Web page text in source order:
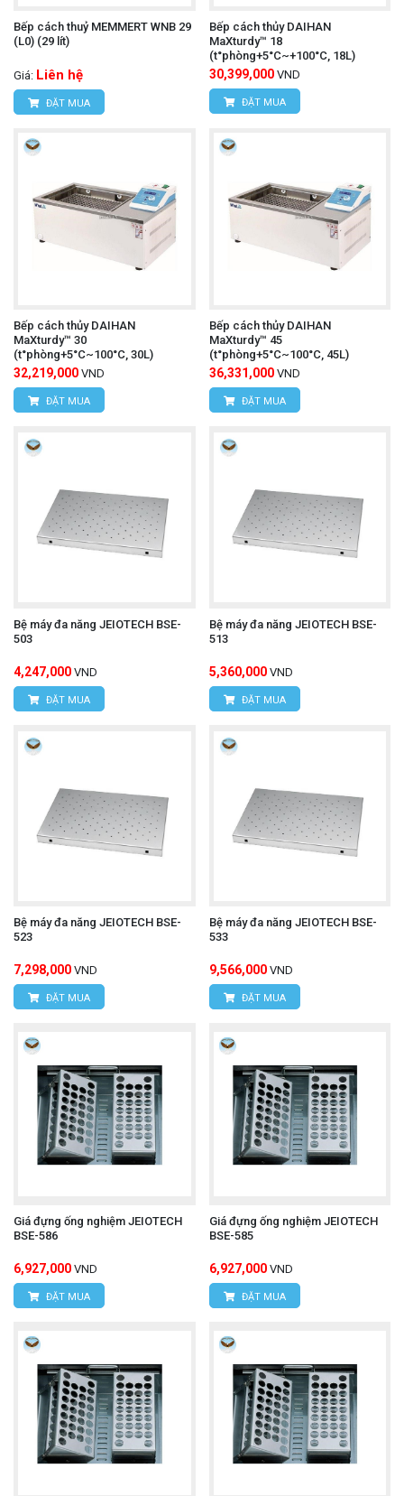
Bếp cách thuỷ MEMMERT WNB 29
(L0) (29 lít)
Giá: Liên hệ
ĐẶT MUA
Bếp cách thủy DAIHAN
MaXturdy™ 18
(t°phòng+5°C~+100°C, 18L)
30,399,000 VND
ĐẶT MUA
Bếp cách thủy DAIHAN
MaXturdy™ 30
(t°phòng+5°C~100°C, 30L)
32,219,000 VND
ĐẶT MUA
Bếp cách thủy DAIHAN
MaXturdy™ 45
(t°phòng+5°C~100°C, 45L)
36,331,000 VND
ĐẶT MUA
Bệ máy đa năng JEIOTECH BSE-
503
4,247,000 VND
ĐẶT MUA
Bệ máy đa năng JEIOTECH BSE-
513
5,360,000 VND
ĐẶT MUA
Bệ máy đa năng JEIOTECH BSE-
523
7,298,000 VND
ĐẶT MUA
Bệ máy đa năng JEIOTECH BSE-
533
9,566,000 VND
ĐẶT MUA
Giá đựng ống nghiệm JEIOTECH
BSE-586
6,927,000 VND
ĐẶT MUA
Giá đựng ống nghiệm JEIOTECH
BSE-585
6,927,000 VND
ĐẶT MUA